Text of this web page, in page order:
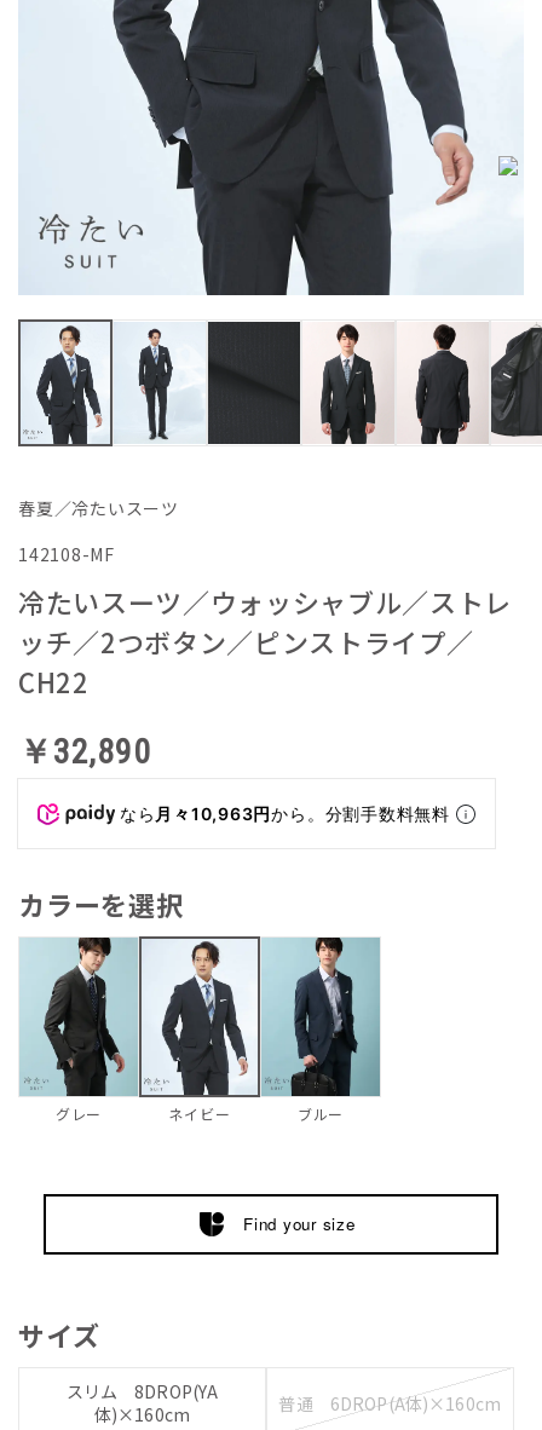
春夏／冷たいスーツ
142108-MF
冷たいスーツ／ウォッシャブル／ストレ
ッチ／2つボタン／ピンストライプ／
CH22
￥32,890
なら 月々10,963円から。分割手数料無料
カラーを選択
グレー ネイビー ブルー
Find your size
サイズ
スリム 8DROP(YA
体)×160cm
普通 6DROP(A体)×160cm